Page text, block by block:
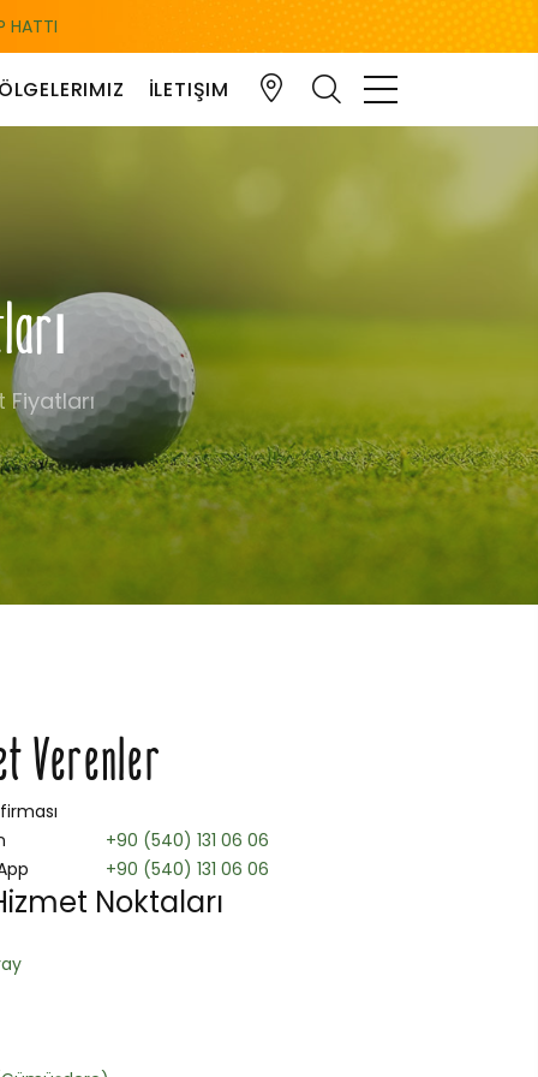
HATTI
İLETIŞIM
Verenler
+90 (540) 131 06 06
+90 (540) 131 06 06
Noktaları